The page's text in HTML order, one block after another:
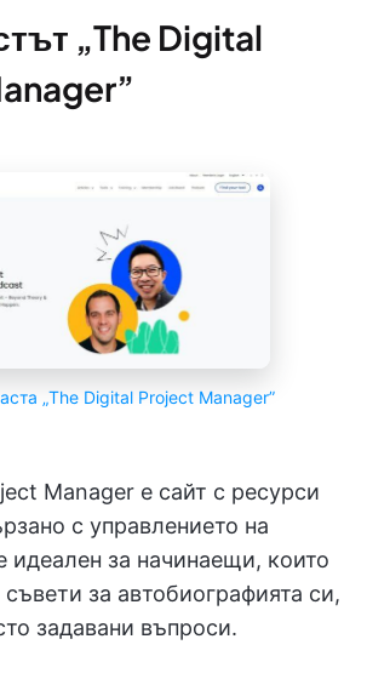
„The Digital
„The Digital Project Manager”
Manager е сайт с ресурси
с управлението на
идеален за начинаещи, които
за автобиографията си,
задавани въпроси.